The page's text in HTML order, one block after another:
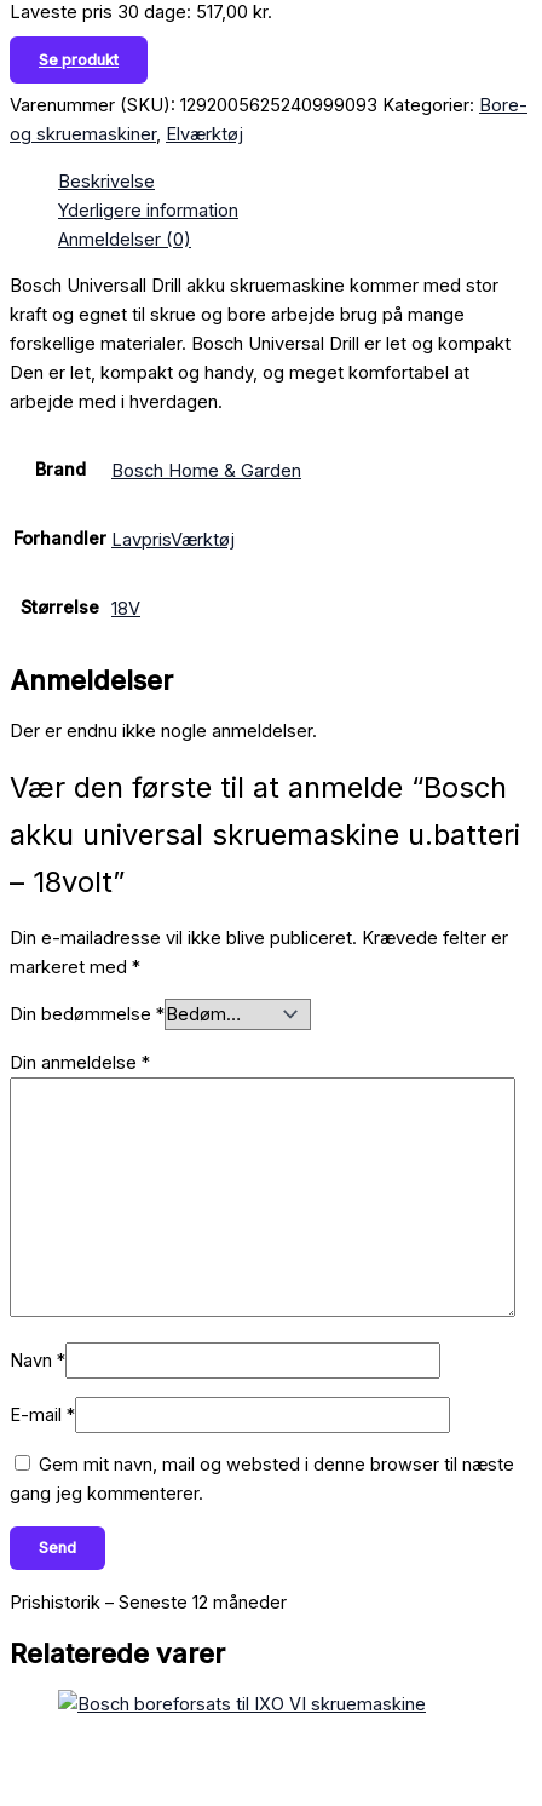
Laveste pris 30 dage: 517,00 kr.
Se produkt
Varenummer (SKU): 1292005625240999093 Kategorier: Bore-
og skruemaskiner, Elværktøj
Beskrivelse
Yderligere information
Anmeldelser (0)
Bosch Universall Drill akku skruemaskine kommer med stor
kraft og egnet til skrue og bore arbejde brug på mange
forskellige materialer. Bosch Universal Drill er let og kompakt
Den er let, kompakt og handy, og meget komfortabel at
arbejde med i hverdagen.
Brand Bosch Home & Garden
Forhandler LavprisVærktøj
Størrelse 18V
Anmeldelser
Der er endnu ikke nogle anmeldelser.
Vær den første til at anmelde “Bosch
akku universal skruemaskine u.batteri
– 18volt”
Din e-mailadresse vil ikke blive publiceret. Krævede felter er
markeret med *
Din bedømmelse *
Din anmeldelse *
Navn *
E-mail *
Gem mit navn, mail og websted i denne browser til næste
gang jeg kommenterer.
Prishistorik – Seneste 12 måneder
Relaterede varer